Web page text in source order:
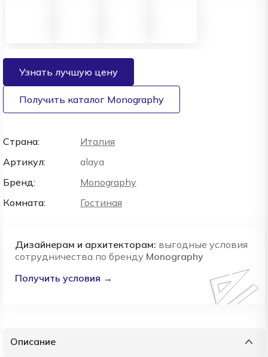
Узнать лучшую цену
Получить каталог Monography
Страна:
Италия
Артикул:
alaya
Бренд:
Monography
Комната:
Гостиная
Дизайнерам и архитекторам: выгодные условия
сотрудничества по бренду Monography
Получить условия →
Описание